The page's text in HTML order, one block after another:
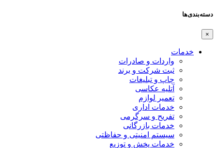
دسته‌بندی‌ها
×
خدمات
واردات و صادرات
ثبت شرکت و برند
چاپ و تبلیغات
آتلیه عکاسی
تعمیر لوازم
خدمات اداری
تفریح و سرگرمی
خدمات بازرگانی
سیستم امنیتی و حفاظتی
خدمات پخش و توزیع